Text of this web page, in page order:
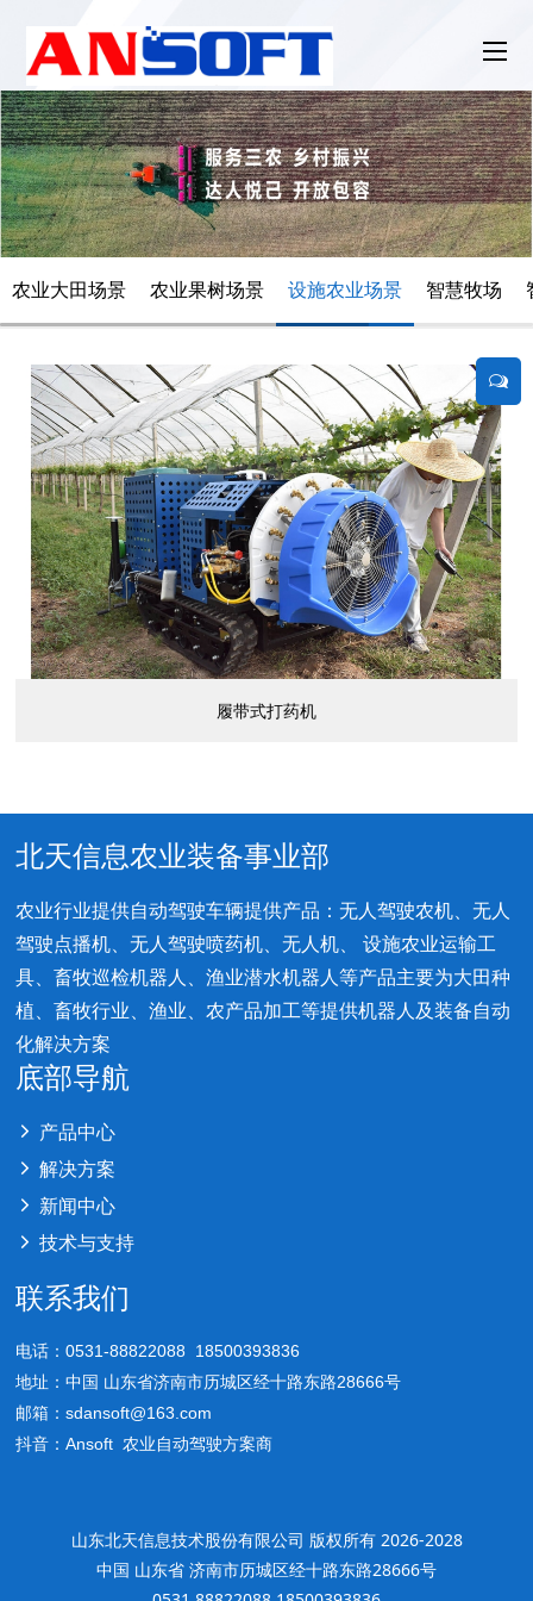
农业大田场景 农业果树场景 设施农业场景 智慧牧场
履带式打药机
北天信息农业装备事业部
农业行业提供自动驾驶车辆提供产品：无人驾驶农机、无人
驾驶点播机、无人驾驶喷药机、无人机、 设施农业运输工
具、畜牧巡检机器人、渔业潜水机器人等产品主要为大田种
植、畜牧行业、渔业、农产品加工等提供机器人及装备自动
化解决方案
底部导航
产品中心
解决方案
新闻中心
技术与支持
联系我们
电话：0531-88822088 18500393836
地址：中国 山东省济南市历城区经十路东路28666号
邮箱：sdansoft@163.com
抖音：Ansoft 农业自动驾驶方案商
山东北天信息技术股份有限公司 版权所有 2026-2028
中国 山东省 济南市历城区经十路东路28666号